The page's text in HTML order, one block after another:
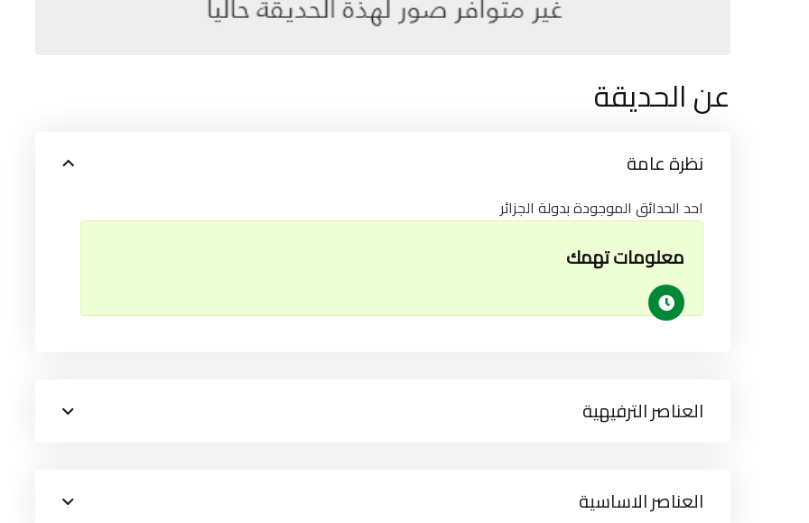
عن الحديقة
نظرة عامة
احد الحدائق الموجودة بدولة الجزائر
معلومات تهمك
العناصر الترفيهية
العناصر الاساسية